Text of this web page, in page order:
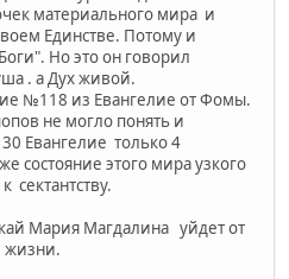
материального мира и
Единстве. Потому и
Но это он говорил
. а Дух живой.
№118 из Евангелие от Фомы.
не могло понять и
Евангелие только 4
состояние этого мира узкого
сектантству.
Мария Магдалина уйдет от
жизни.